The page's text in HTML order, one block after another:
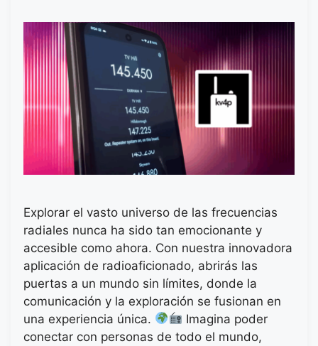
Explorar el vasto universo de las frecuencias
radiales nunca ha sido tan emocionante y
accesible como ahora. Con nuestra innovadora
aplicación de radioaficionado, abrirás las
puertas a un mundo sin límites, donde la
comunicación y la exploración se fusionan en
una experiencia única.
Imagina poder
conectar con personas de todo el mundo,